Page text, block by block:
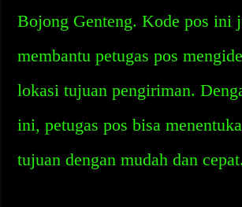
Bojong Genteng. Kode pos ini
membantu petugas pos
lokasi tujuan pengiriman.
ini, petugas pos bisa
tujuan dengan mudah dan cepat.